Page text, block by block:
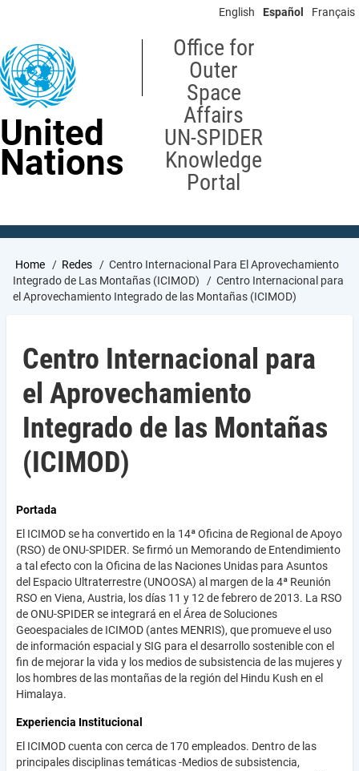
content
English Español Français
United
Nations
Office for
Outer
Space
Affairs
UN-SPIDER
Knowledge
Portal
Breadcrumb
Home Redes
Centro Internacional Para El Aprovechamiento
Integrado de Las Montañas (ICIMOD)
Centro Internacional para
el Aprovechamiento Integrado de las Montañas (ICIMOD)
Centro Internacional para
el Aprovechamiento
Integrado de las Montañas
(ICIMOD)
Portada
El ICIMOD se ha convertido en la 14ª Oficina de Regional de Apoyo
(RSO) de ONU-SPIDER. Se firmó un Memorando de Entendimiento
a tal efecto con la Oficina de las Naciones Unidas para Asuntos
del Espacio Ultraterrestre (UNOOSA) al margen de la 4ª Reunión
RSO en Viena, Austria, los días 11 y 12 de febrero de 2013. La RSO
de ONU-SPIDER se integrará en el Área de Soluciones
Geoespaciales de ICIMOD (antes MENRIS), que promueve el uso
de información espacial y SIG para el desarrollo sostenible con el
fin de mejorar la vida y los medios de subsistencia de las mujeres y
los hombres de las montañas de la región del Hindu Kush en el
Himalaya.
Experiencia Institucional
El ICIMOD cuenta con cerca de 170 empleados. Dentro de las
principales disciplinas temáticas -Medios de subsistencia,